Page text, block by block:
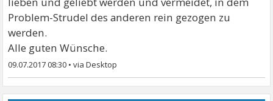
Problem-Strudel des anderen rein gezogen zu
werden.
Alle guten Wünsche.
09.07.2017 08:30 •